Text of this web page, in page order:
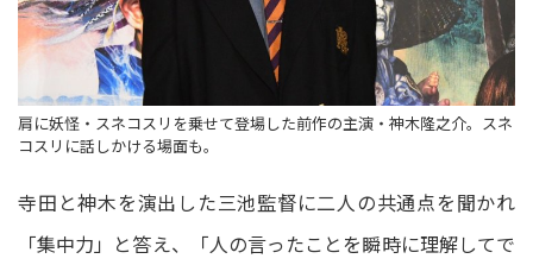
肩に妖怪・スネコスリを乗せて登場した前作の主演・神木隆之介。スネ
コスリに話しかける場面も。
寺田と神木を演出した三池監督に二人の共通点を聞かれ
「集中力」と答え、「人の言ったことを瞬時に理解してで